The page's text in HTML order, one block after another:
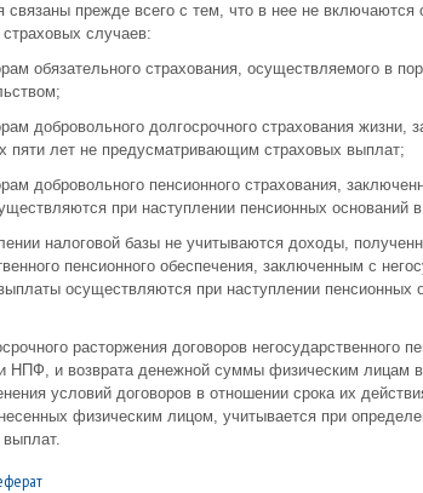
связаны прежде всего с тем, что в нее не
случаев:
обязательного страхования, осуществляемого в
добровольного долгосрочного страхования
пяти лет не предусматривающим страховых выплат;
добровольного пенсионного страхования,
при наступлении пенсионных оснований
налоговой базы не учитываются доходы,
пенсионного обеспечения, заключенным с
осуществляются при наступлении пенсионных
расторжения договоров негосударственного
НПФ, и возврата денежной суммы физическим лицам в
условий договоров в отношении срока их
физическим лицом, учитывается при
выплат.